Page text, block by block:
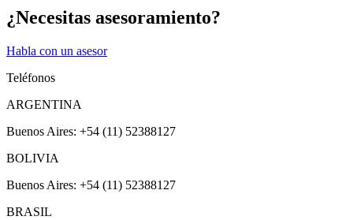
¿Necesitas asesoramiento?
Habla con un asesor
Teléfonos
ARGENTINA
Buenos Aires: +54 (11) 52388127
BOLIVIA
Buenos Aires: +54 (11) 52388127
BRASIL